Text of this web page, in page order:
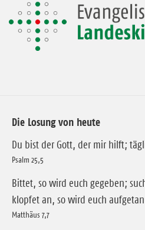
Die Losung von heute
Du bist der Gott, der mir hilft;
Psalm 25,5
Bittet, so wird euch gegeben;
klopfet an, so wird euch
Matthäus 7,7